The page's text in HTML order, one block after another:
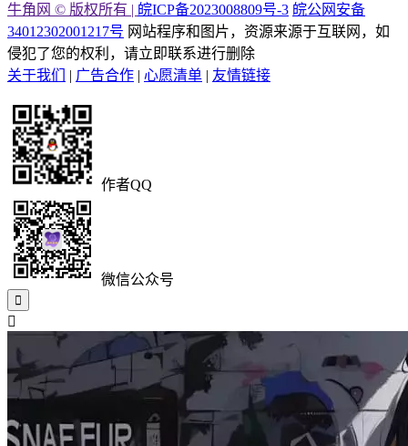
牛角网 © 版权所有 | 皖ICP备2023008809号-3 皖公网安备
34012302001217号 网站程序和图片，资源来源于互联网，如
侵犯了您的权利，请立即联系进行删除
关于我们
| 广告合作 | 心愿清单 | 友情链接
作者QQ
微信公众号